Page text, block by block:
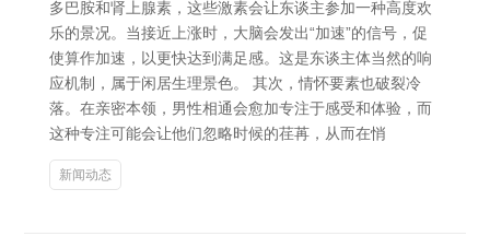
多巴胺和肾上腺素，这些激素会让东谈主参加一种高度欢
乐的景况。当接近上涨时，大脑会发出“加速”的信号，促
使算作加速，以更快达到满足感。这是东谈主体当然的响
应机制，属于闲居生理景色。 其次，情怀要素也破裂冷
落。在亲密本领，男性相通会愈加专注于感受和体验，而
这种专注可能会让他们忽略时候的荏苒，从而在悄
新闻动态